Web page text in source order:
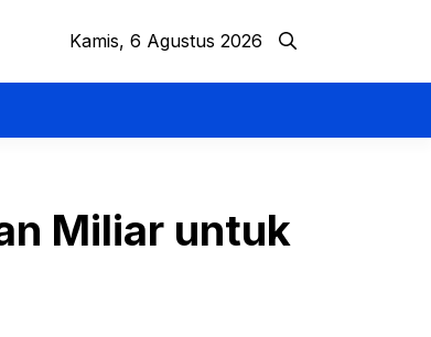
Kamis, 6 Agustus 2026
Miliar untuk